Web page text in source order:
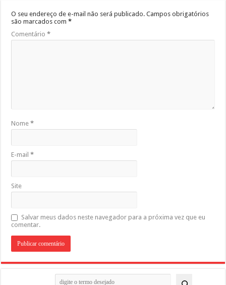
O seu endereço de e-mail não será publicado. Campos obrigatórios
são marcados com*
Comentário*
Nome*
E-mail*
Site
Salvar meus dados neste navegador para a próxima vez que eu
comentar.